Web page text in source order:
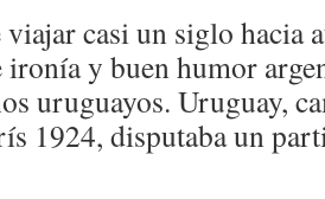
viajar casi un siglo hacia
y buen humor
uruguayos. Uruguay,
1924, disputaba un